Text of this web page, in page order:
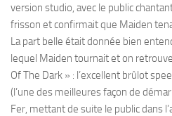
version studio, avec le public
frisson et confirmait que Maiden
La part belle était donnée bien
lequel Maiden tournait et on
Of The Dark » : l’excellent brûlot
(l’une des meilleures façon de
Fer, mettant de suite le public dans